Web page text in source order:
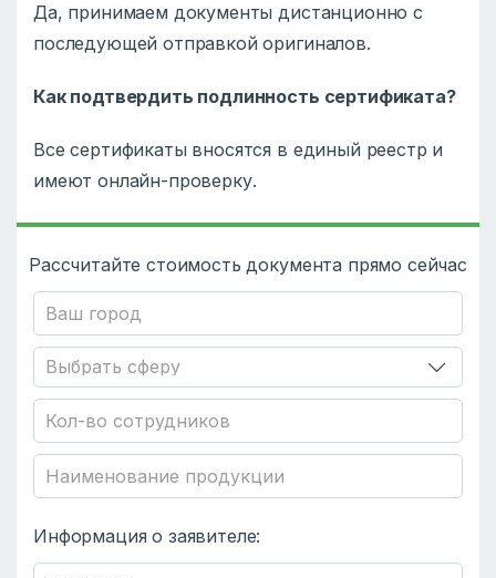
Да, принимаем документы дистанционно с
последующей отправкой оригиналов.
Как подтвердить подлинность сертификата?
Все сертификаты вносятся в единый реестр и
имеют онлайн-проверку.
Рассчитайте стоимость документа прямо сейчас
Информация о заявителе: